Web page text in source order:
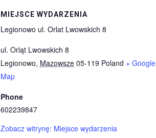
MIEJSCE WYDARZENIA
Legionowo ul. Orlat Lwowskich 8
ul. Orląt Lwowskich 8
Legionowo, Mazowsze 05-119 Poland + Google
Map
Phone
602239847
Zobacz witrynę: Miejsce wydarzenia